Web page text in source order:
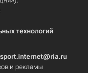
технологий
и рекламы